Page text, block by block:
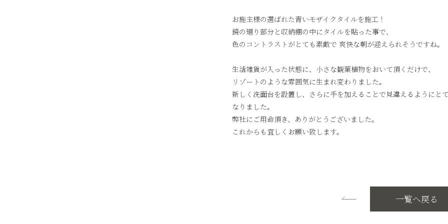
お施主様の選ばれた青いモザイクタイルを施工！
鏡の廻り部分と収納棚の中にタイルを貼った事で、
色のコントラストがとても素敵で 爽快な朝が迎えられそうですね。
生活雑貨が入った状態に、小さな観葉植物をおいて頂くだけで、
リゾートのような雰囲気に生まれ変わりました。
新しく洗面台を設置し、さらに手を加えることで見違えるようにと
なりました。
弊社にご用命頂き、ありがとうございました。
これからも宜しくお願い致します。
一覧へ戻る